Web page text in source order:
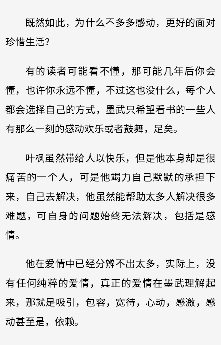
既然如此，为什么不多多感动，更好的面对
珍惜生活？
有的读者可能看不懂，那可能几年后你会
懂，也许你永远不懂，不过这也没什么，每个人
都会选择自己的方式，墨武只希望看书的一些人
有那么一刻的感动欢乐或者鼓舞，足矣。
叶枫虽然带给人以快乐，但是他本身却是很
痛苦的一个人，可是他竭力自己默默的承担下
来，自己去解决，他虽然能帮助太多人解决很多
难题，可自身的问题始终无法解决，包括是感
情。
他在爱情中已经分辨不出太多，实际上，没
有任何纯粹的爱情，真正的爱情在墨武理解起
来，那就是吸引，包容，宽待，心动，感激，感
动甚至是，依赖。